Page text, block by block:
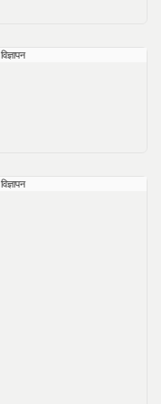
विज्ञापन
विज्ञापन